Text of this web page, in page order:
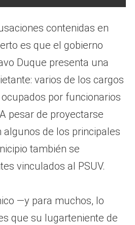
contenidas en
es que el gobierno
Duque presenta una
varios de los cargos
por funcionarios
pesar de proyectarse
algunos de los principales
también se
vinculados al PSUV.
—y para muchos, lo
que su lugarteniente de